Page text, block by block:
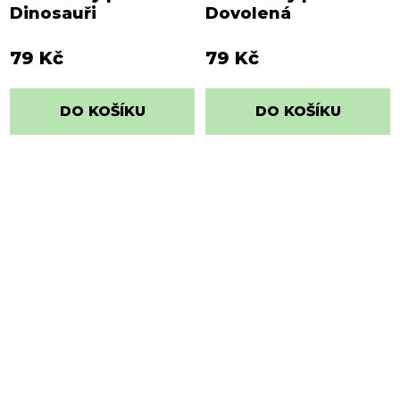
Dinosauři
79 Kč
DO KOŠÍKU
Dovolená
79 Kč
DO KOŠÍKU